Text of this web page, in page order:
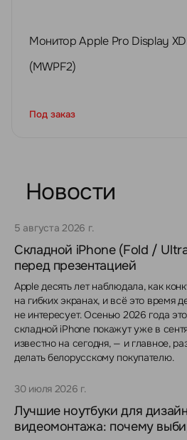
Монитор Apple Pro Display
(MWPF2)
Под заказ
Новости
5 августа 2026 г.
Складной iPhone (Fold /
перед презентацией
Apple десять лет наблюдала, как
на гибких экранах, и всё это время
не интересует. Осенью 2026 года
складной iPhone покажут уже в
известно на сегодня, — и главное,
делать белорусскому покупателю.
30 июля 2026 г.
Лучшие ноутбуки для
видеомонтажа: почему